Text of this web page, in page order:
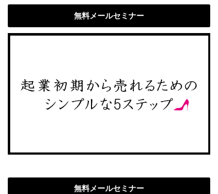
無料メールセミナー
無料メールセミナー